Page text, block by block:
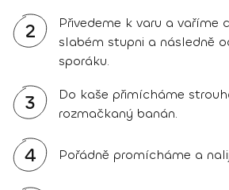
2
Přivedeme k varu a vaříme
slabém stupni a následně
sporáku.
3
Do kaše přimícháme
rozmačkaný banán.
4 Pořádně promícháme a